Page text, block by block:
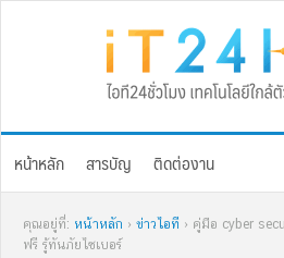
หน้าหลัก สารบัญ ติดต่องาน
คุณอยู่ที่: หน้าหลัก › ข่าวไอที › คู่มือ cyber
ฟรี รู้ทันภัยไซเบอร์